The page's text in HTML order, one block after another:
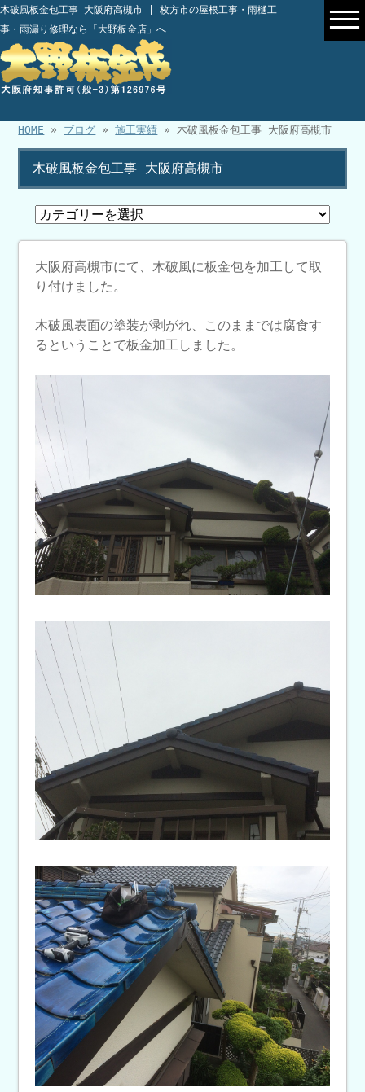
木破風板金包工事 大阪府高槻市 | 枚方市の屋根工事・雨樋工
事・雨漏り修理なら「大野板金店」へ
HOME » ブログ »施工実績 » 木破風板金包工事 大阪府高槻市
木破風板金包工事 大阪府高槻市
大阪府高槻市にて、木破風に板金包を加工して取
り付けました。
木破風表面の塗装が剥がれ、このままでは腐食す
るということで板金加工しました。